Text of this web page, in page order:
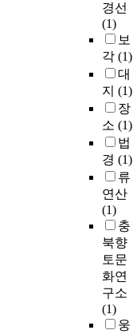
경선
(1)
보
각 (1)
대
지 (1)
장
소 (1)
법
경 (1)
류
연산
(1)
충
북향
토문
화연
구소
(1)
웅